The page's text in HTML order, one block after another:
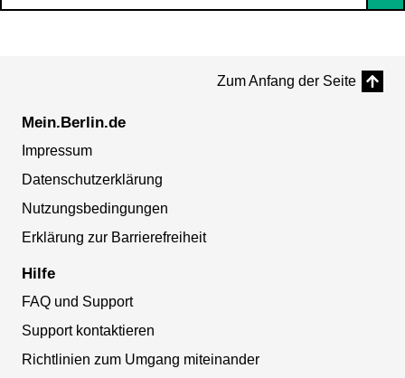
Zum Anfang der Seite
Mein.Berlin.de
Impressum
Datenschutzerklärung
Nutzungsbedingungen
Erklärung zur Barrierefreiheit
Hilfe
FAQ und Support
Support kontaktieren
Richtlinien zum Umgang miteinander